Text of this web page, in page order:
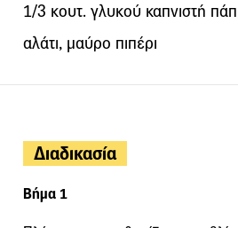
1/3 κουτ. γλυκού καπνιστή
αλάτι, μαύρο πιπέρι
Διαδικασία
Βήμα 1